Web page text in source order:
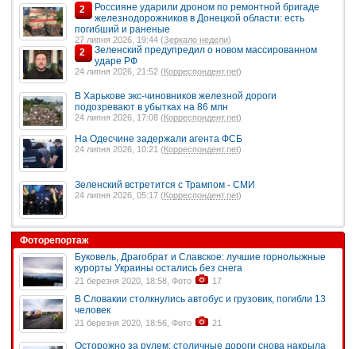
2
Россияне ударили дроном по ремонтной бригаде
железнодорожников в Донецкой области: есть
погибший и раненые
27 липня 2026, 19:44 (Зеркало недели)
2
Зеленский предупредил о новом массированном
ударе РФ
24 липня 2026, 21:52 (Корреспондент.net)
В Харькове экс-чиновников железной дороги
подозревают в убытках на 86 млн
24 липня 2026, 17:08 ( Корреспондент.net)
На Одесчине задержали агента ФСБ
24 липня 2026, 10:21 (Корреспондент.net)
Зеленский встретится с Трампом - СМИ
24 липня 2026, 05:17 ( Корреспондент.net)
Фоторепортаж
Буковель, Драгобрат и Славское: лучшие горнолыжные
курорты Украины остались без снега
21 березня 2020, 18:58, Фото 17
В Словакии столкнулись автобус и грузовик, погибли 13
человек
21 березня 2020, 18:56, Фото 21
Осторожно за рулем: столичные дороги снова накрыла